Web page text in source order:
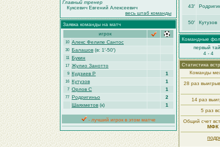
Главный тренер
Куксевич Евгений Алексеевич
весь штаб команды
Заявка команды на матч
игрок
10 Алекс Фелипе Сантос
30 Балашов (в: 1′-50′)
11 Букин
17 Жулио Занотто
9 Кудзиев Р 1
16 Кутузов 1
7 Орлов С 1
77 Родригиньо
2
Шаяхметов (к) 1
- лучший игрок в этом матче
43′
50′ Кутузов
Командные
первый
4 - 4
Статистика
Команды
28 раз
14 раз
5 раз
Общий счет
МФК